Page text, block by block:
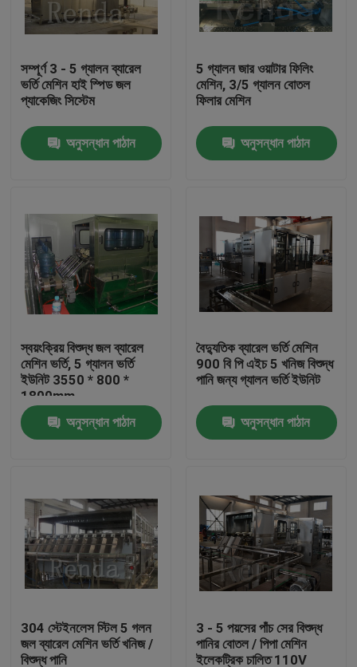
পণ্য
আমাদের সম্পর্কে
কারখানা ভ্রমণ
মান নিয়ন্ত্রণ
উদ্ধৃতির জন্য আবেদন
Company News
বিয়ার ফিলিং মেশিন
সম্পূর্ণ 3 - 5 গ্যালন ব্যারেল
ভর্তি মেশিন হাই স্পিড জল
প্যাকেজিং সিস্টেম
অনুসন্ধান পাঠান
5 গ্যালন জার ওয়াটার ফিলিং
মেশিন, 3/5 গ্যালন বোতল
ফিলার মেশিন
অনুসন্ধান পাঠান
স্বয়ংক্রিয় বিশুদ্ধ জল ব্যারেল
মেশিন ভর্তি, 5 গ্যালন ভর্তি
ইউনিট 3550 * 800 *
1800mm
অনুসন্ধান পাঠান
বৈদ্যুতিক ব্যারেল ভর্তি মেশিন
900 বি পি এইচ 5 খনিজ বিশুদ্ধ
পানি জন্য গ্যালন ভর্তি ইউনিট
অনুসন্ধান পাঠান
304 স্টেইনলেস স্টিল 5 গলন
জল ব্যারেল মেশিন ভর্তি খনিজ /
বিশুদ্ধ পানি
3 - 5 পয়সের পাঁচ সের বিশুদ্ধ
পানির বোতল / পিপা মেশিন
ইলেকট্রিক চালিত 110V